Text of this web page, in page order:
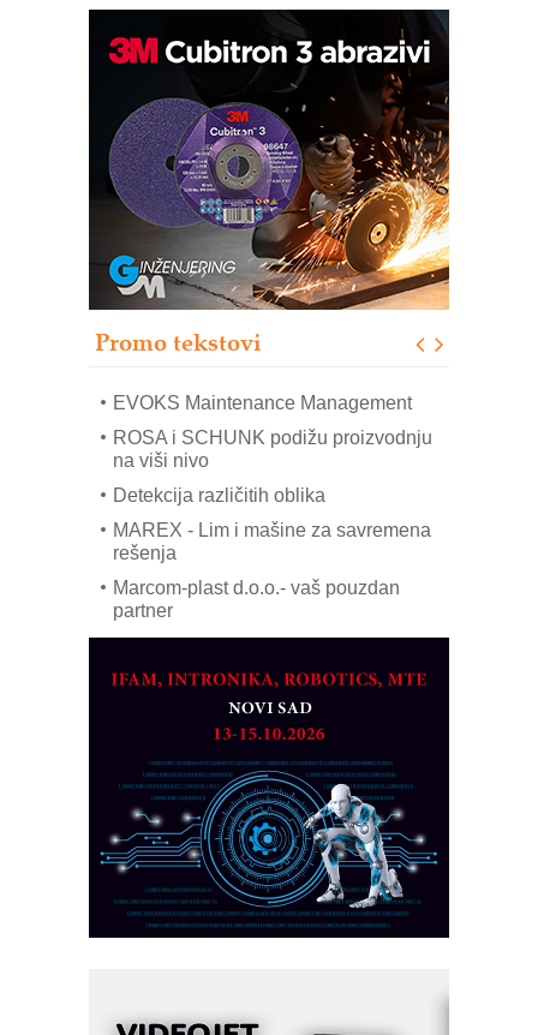
Promo tekstovi
Trajna oznaka kao dugoročna korist
Bezbednost na prvom mestu!
IB BLUMENAUER - više od 40 godina
poverenja u industriji
RMQ-TITAN ADVANCED INDICATOR
– Pametna signalizacija za efikasnije
upravljanje mašinama
Sigurnije ispitivanje transformatora u
solarnim elektranama i vetroparkovima
EVOKS Maintenance Management
ROSA i SCHUNK podižu proizvodnju
na viši nivo
Detekcija različitih oblika
MAREX - Lim i mašine za savremena
rešenja
Marcom-plast d.o.o.- vaš pouzdan
partner
obradu!
Razvoj asortimanskog pravca MINI-
PLC AKYTEC
AUKOM: Svetski standard metrologije
dostupan u Srbiji
MOTOMAN – NEXT-Robotika vođena
veštačkom inteligencijom
I.SAFE MOBILE revolucioniše
industrijsku automatizaciju
pionirskimmobile operator PANEL-OM
KIP KOP – napredna rešenja za